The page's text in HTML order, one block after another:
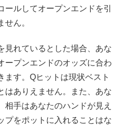
ルしてオープンエンドを引
ん。
見れているとした場合、あな
ープンエンドのオッズに合わ
ます。Qヒットは現状ベスト
はありえません。また、あな
相手はあなたのハンドが見え
プをポットに入れることはな